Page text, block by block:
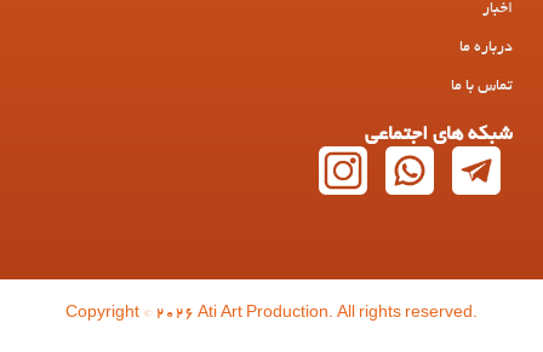
اخبار
درباره ما
تماس با ما
شبکه های اجتماعی
Copyright © 2026 Ati Art Production. All rights reserved.